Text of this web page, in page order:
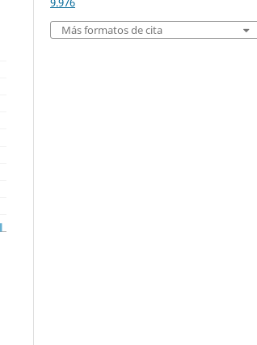
Más formatos de cita